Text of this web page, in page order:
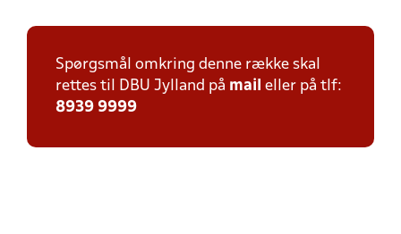
Spørgsmål omkring denne række skal
rettes til DBU Jylland på mail eller på tlf:
8939 9999